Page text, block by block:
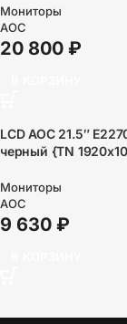
HDMI(1.4)
AMDFreeSync
Мониторы
AOC
20 800 ₽
LCD AOC 21.5″
черный {TN
Sub}
Мониторы
AOC
9 630 ₽